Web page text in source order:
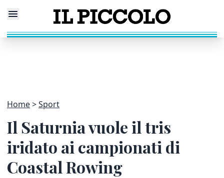
Home Sport
Il Saturnia vuole il tris
iridato ai campionati di
Coastal Rowing